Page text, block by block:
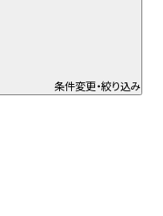
条件変更・絞り込み